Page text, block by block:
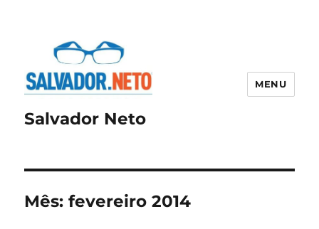
Salvador Neto
MENU
Mês:fevereiro 2014